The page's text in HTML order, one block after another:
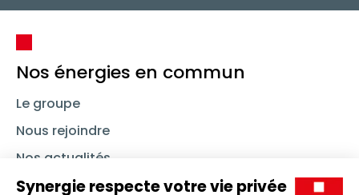
Nos énergies en commun
Le groupe
Nous rejoindre
Nos actualités
Nous contacter